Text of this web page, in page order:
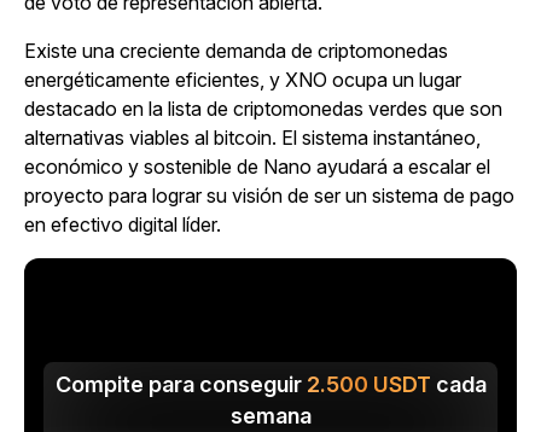
Existe una creciente demanda de criptomonedas
energéticamente eficientes, y XNO ocupa un lugar
destacado en la lista de criptomonedas verdes que son
alternativas viables al bitcoin. El sistema instantáneo,
económico y sostenible de Nano ayudará a escalar el
proyecto para lograr su visión de ser un sistema de pago
en efectivo digital líder.
Compite para conseguir 2.500 USDT cada
semana